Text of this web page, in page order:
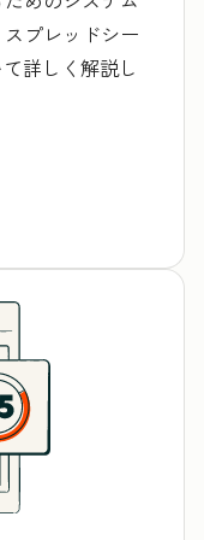
プレッドシー
詳しく解説し